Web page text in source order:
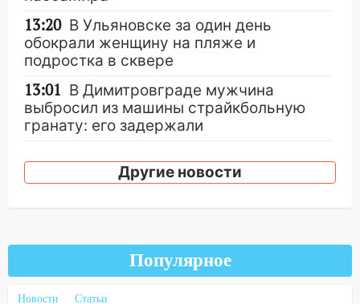
13:20 В Ульяновске за один день
обокрали женщину на пляже и
подростка в сквере
13:01 В Димитровграде мужчина
выбросил из машины страйкбольную
гранату: его задержали
надвигается сильнейшая непогода: град
В Чердаклинском районе
Другие новости
Популярное
Новости Статьи